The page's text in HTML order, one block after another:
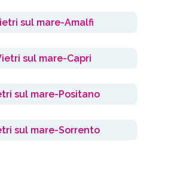
sul mare-Amalfi
sul mare-Capri
sul mare-Positano
sul mare-Sorrento